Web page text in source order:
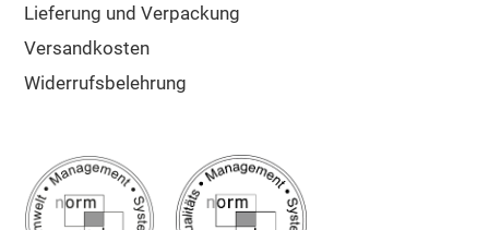
Lieferung und Verpackung
Versandkosten
Widerrufsbelehrung